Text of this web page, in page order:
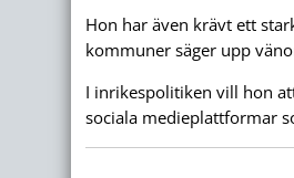
Hon har även krävt ett
kommuner säger upp
I inrikespolitiken vill hon
sociala medieplattformar